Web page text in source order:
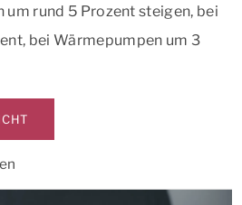
rund 5 Prozent steigen, bei
bei Wärmepumpen um 3